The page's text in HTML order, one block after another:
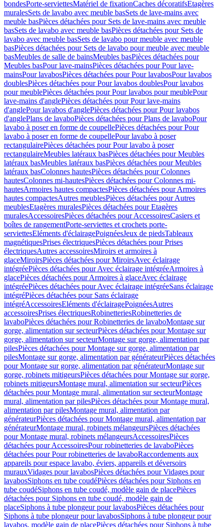
bondesPorte-serviettesMatériel de fixationCaches décoratifsEtagères
muralesSets de lavabo avec meuble basSets de lave-mains avec
meuble basPièces détachées pour Sets de lave-mains avec meuble
basSets de lavabo avec meuble basPièces détachées pour Sets de
lavabo avec meuble basSets de lavabo pour meuble avec meuble
basPièces détachées pour Sets de lavabo pour meuble avec meuble
basMeubles de salle de bainsMeubles basPièces détachées pour
Meubles basPour lave-mainsPièces détachées pour Pour lave-
mainsPour lavabosPièces détachées pour Pour lavabosPour lavabos
doublesPièces détachées pour Pour lavabos doublesPour lavabos
pour meublePièces détachées pour Pour lavabos pour meublePour
lave-mains d'anglePièces détachées pour Pour lave-mains
d'anglePour lavabos d'anglePièces détachées pour Pour lavabos
d'anglePlans de lavaboPièces détachées pour Plans de lavaboPour
lavabo à poser en forme de coupellePièces détachées pour Pour
lavabo à poser en forme de coupellePour lavabo à poser
rectangulairePièces détachées pour Pour lavabo à poser
rectangulaireMeubles latéraux basPièces détachées pour Meubles
latéraux basMeubles latéraux basPièces détachées pour Meubles
latéraux basColonnes hautesPièces détachées pour Colonnes
hautesColonnes mi-hautesPièces détachées pour Colonnes mi-
hautesArmoires hautes compactesPièces détachées pour Armoires
hautes compactesAutres meublesPièces détachées pour Autres
meublesEtagères muralesPièces détachées pour Etagères
muralesAccessoiresPièces détachées pour AccessoiresCasiers et
boîtes de rangementPorte-serviettes et crochets porte-
serviettesEléments d'éclairagePoignéesJeux de piedsTableaux
magnétiquesPrises électriquesPièces détachées pour Prises
électriquesAutres accessoiresMiroirs et armoires à
glaceMiroirsPièces détachées pour MiroirsAvec éclairage
intégréePièces détachées pour Avec éclairage intégréeArmoires à
glacePièces détachées pour Armoires à glaceAvec éclairage
intégréePièces détachées pour Avec éclairage intégréeSans éclairage
intégréPièces détachées pour Sans éclairage
intégréAccessoiresEléments d'éclairagePoignéesAutres
accessoiresPrises électriquesRobinetteriesRobinetteries de
lavaboPièces détachées pour Robinetteries de lavaboMontage sur
gorge, alimentation sur secteurPièces détachées pour Montage sur
gorge, alimentation sur secteurMontage sur gorge, alimentation par
pilesPièces détachées pour Montage sur gorge, alimentation par
pilesMontage sur gorge, alimentation par générateurPièces détachées
pour Montage sur gorge, alimentation par générateurMontage sur
gorge, robinets mitigeursPièces détachées pour Montage sur gorge,
robinets mitigeursMontage mural, alimentation sur secteurPièces
détachées pour Montage mural, alimentation sur secteurMontage
mural, alimentation par pilesPièces détachées pour Montage mural,
alimentation par pilesMontage mural, alimentation par
générateurPièces détachées pour Montage mural, alimentation par
générateurMontage mural, robinets mélangeursPièces détachées
pour Montage mural, robinets mélangeursAccessoiresPièces
détachées pour AccessoiresPour robinetteries de lavaboPièces
détachées pour Pour robinetteries de lavaboRaccordements aux
appareils pour espace lavabo, éviers, appareils et déversoirs
murauxVidages pour lavabosPièces détachées pour Vidages pour
lavabosSiphons en tube coudéPièces détachées pour Siphons en
tube coudéSiphons en tube coudé, modèle gain de placePièces
détachées pour Siphons en tube coudé, modèle gain de
placeSiphons à tube plongeur pour lavabosPièces détachées pour
Siphons à tube plongeur pour lavabosSiphons à tube plongeur pour
lavabos, modèle gain de placePièces détachées pour Siphons à tube